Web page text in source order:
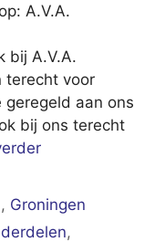
A.V.A.
bij A.V.A.
terecht voor
geregeld aan ons
bij ons terecht
, Groningen
,